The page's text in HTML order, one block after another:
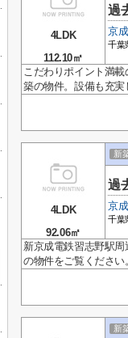
4LDK
112.10㎡
過
京
千葉
こだわりポイント満
築の物件。設備も充
4LDK
92.06㎡
新
過
京
千葉
新京成電鉄習志野駅
の物件をご覧くださ
新